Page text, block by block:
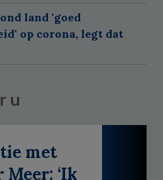
land 'goed
op corona, legt dat
u
met
‘Ik